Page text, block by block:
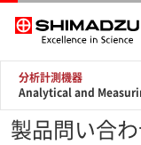
分析計測機器
Analytical and
製品問い合わ